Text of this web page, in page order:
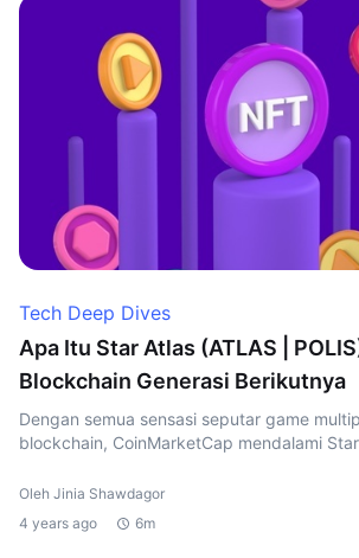
Tech Deep Dives
Apa Itu Star Atlas (ATLAS |
Blockchain Generasi Berikutnya
Dengan semua sensasi seputar game
blockchain, CoinMarketCap mendalami
Oleh Jinia Shawdagor
4 years ago
6m